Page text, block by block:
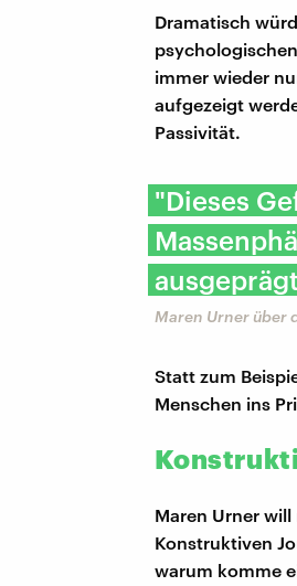
Dramatisch
immer wieder
aufgezeigt
Passivität.
"Dieses
Maren Urner über
Statt zum
Menschen ins
Maren Urner
Konstruktiven
warum komme